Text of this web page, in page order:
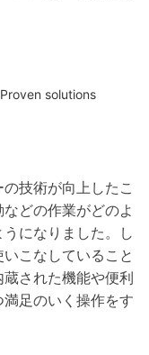
solutions
技術が向上したこ
どの作業がどのよ
になりました。し
こなしていること
された機能や便利
足のいく操作をす